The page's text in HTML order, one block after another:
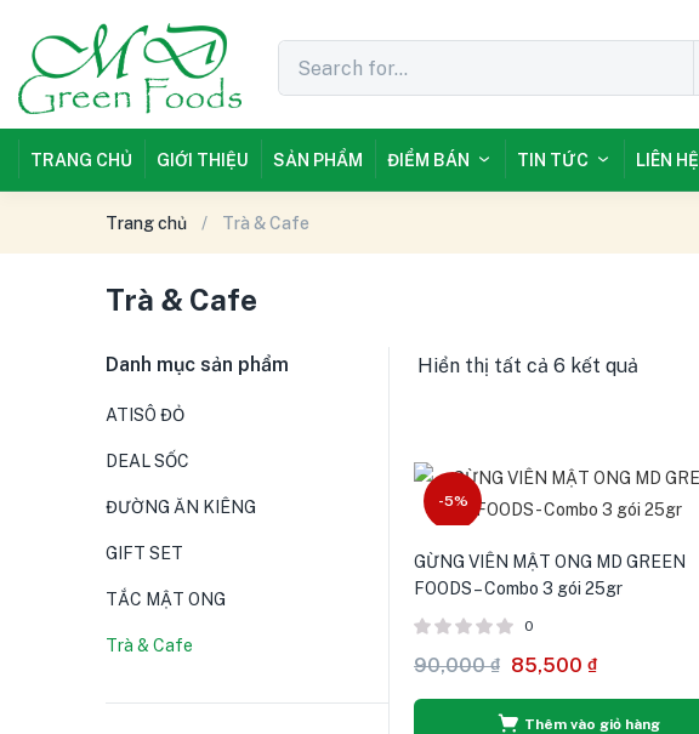
TRANG CHỦ GIỚI THIỆU SẢN PHẨM ĐIỂM BÁN TIN TỨC LIÊN HỆ
Trang chủ Trà & Cafe
Trà & Cafe
Hiển thị tất cả 6 kết quả
-5%
GỪNG VIÊN MẬT ONG MD GREEN
FOODS – Combo 3 gói 25gr
0
90,000₫ 85,500 ₫
Thêm vào giỏ hàng
Danh mục sản phẩm
ATISÔ ĐỎ
DEAL SỐC
ĐƯỜNG ĂN KIÊNG
GIFT SET
TẮC MẬT ONG
Trà & Cafe